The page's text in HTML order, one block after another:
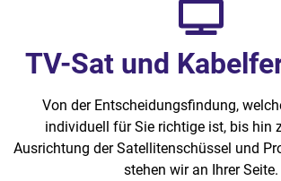
TV-Sat und
Von der Entscheidungsfindung,
individuell für Sie richtige ist, bis hin
Ausrichtung der Satellitenschüssel und
stehen wir an Ihrer Seite.